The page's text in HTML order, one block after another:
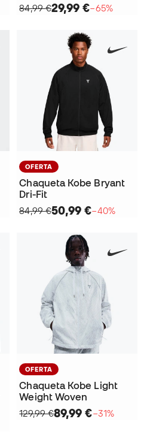
84,99 €29,99 €−65%
OFERTA
Chaqueta Kobe Bryant
Dri-Fit
84,99 €50,99 €−40%
OFERTA
Chaqueta Kobe Light
Weight Woven
129,99 €89,99 €−31%